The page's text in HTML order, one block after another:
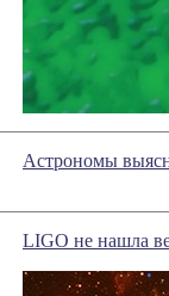
Астрономы
LIGO не нашла